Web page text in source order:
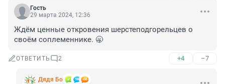
Гость
29 марта 2024, 12:36
Ждём ценные откровения шерстеподгорельцев о
своём соплеменнике. 🥱
ОТВЕТИТЬ 2 +4 –7
Дядя Бо